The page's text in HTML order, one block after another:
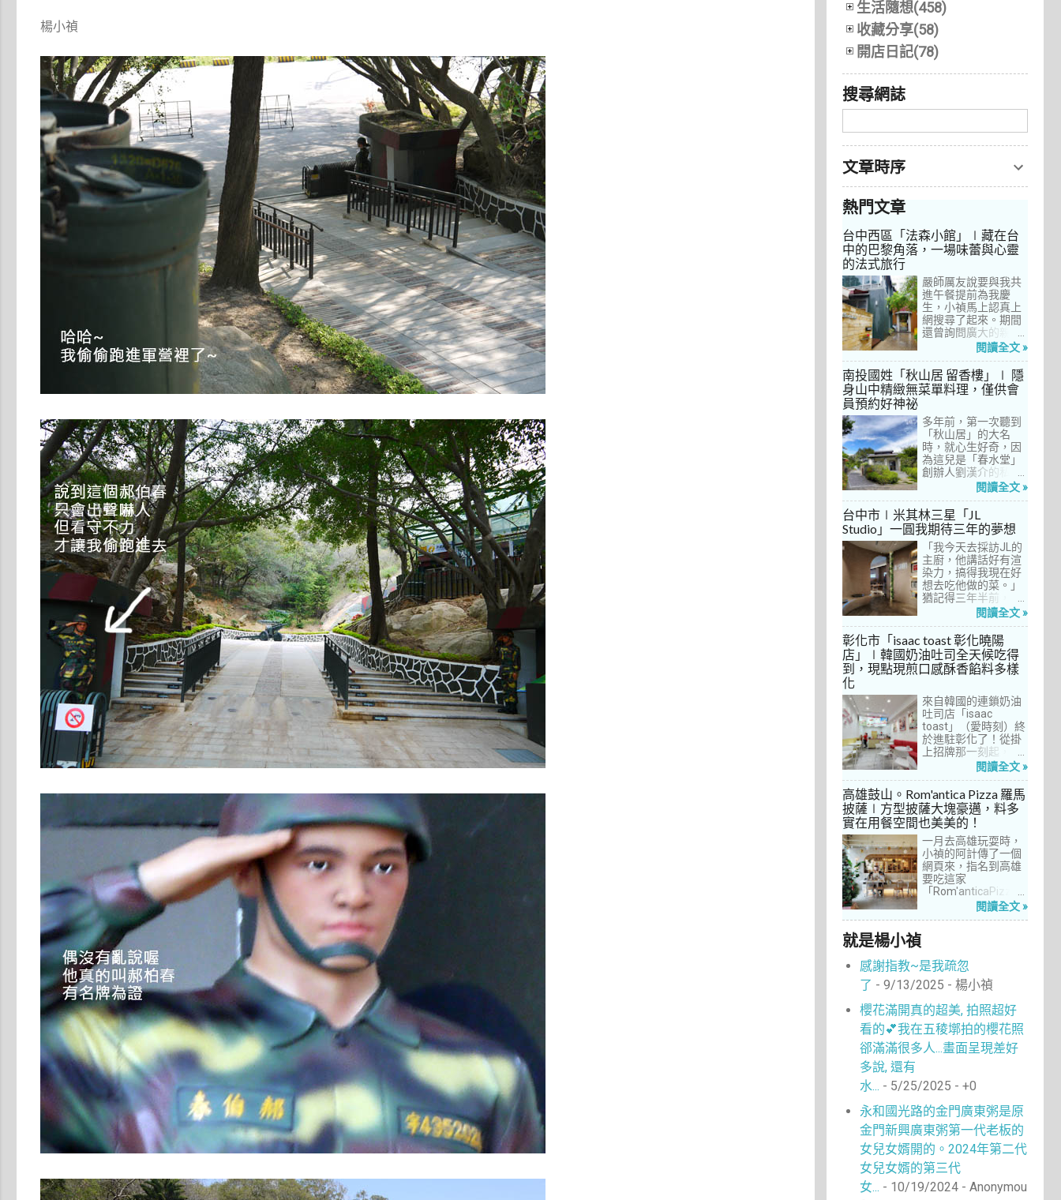
楊小禎
生活隨想(458)
收藏分享(58)
開店日記(78)
搜尋網誌
文章時序
熱門文章
台中西區「法森小館」∣藏在台
中的巴黎角落，一場味蕾與心靈
的法式旅行
嚴師厲友說要與我共
進午餐提前為我慶
生，小禎馬上認真上
網搜尋了起來。期間
還曾詢問廣大的親友
們有沒有推薦的餐
阿姨及桄甄老師誠懇
給我建議，其他都是
一堆來亂的！哈～ 從
宮」到台中的
「澀」，再比較了幾
間價位較親民的牛排
餐廳……，最終，小禎
選定了阿姨及表弟剛
去吃過的「法森小
館」，理由很簡單：
歐法套餐1680元起的
價位可以接受，而且
不是無菜單料理，從
開胃菜、湯品、主
菜、甜點等，通通可
以選自己喜歡的，小
禎覺得能夠自由搭配
很讚！而且「法森小
館」是台中老字號的
不斷，能夠屹立不搖
這麼多年，一定有它
的道理在呀！
閱讀全文 »
南投國姓「秋山居 留香樓」∣ 隱
身山中精緻無菜單料理，僅供會
員預約好神祕
多年前，第一次聽到
「秋山居」的大名
時，就心生好奇，因
為這兒是「春水堂」
創辦人劉漢介的私人
招待所，只對會員開
自從十多年前搬回彰
化之後，小禎才開始
上春水堂吃飯、喝
茶，有一度還把春水
堂當麵店在吃，每週
到台中上課時，總忍
不住奔入春水堂，點
上一碗「XO醬拌麵」
搭配一杯茶飲，後來
也嘗試過其他茶點，
對春水堂的餐飲很有
信心。因此，一得知
秋山居是春水堂創辦
人開設的，感覺就是
食的小禎而言，自然
深具吸引力。
閱讀全文 »
台中市∣米其林三星「JL
Studio」一圓我期待三年的夢想
「我今天去採訪JL的
主廚，他講話好有渲
染力，搞得我現在好
想去吃他做的菜。」
猶記得三年半前，當
米其林評鑑要來台中
做了一次得獎預測，
於是我因為工作踏入
JL Studio，當天回家
之後，我就迫不及待
從事美食採訪20多
年，只採訪沒吃的店
也不計其數，但從沒
有一家餐廳讓我這樣
充滿渴望，留下「真
的好想吃吃看」的懸
閱讀全文 »
彰化市「isaac toast 彰化曉陽
店」∣韓國奶油吐司全天候吃得
到，現點現煎口感酥香餡料多樣
化
來自韓國的連鎖奶油
吐司店「isaac
toast」（愛時刻）終
於進駐彰化了！從掛
上招牌那一刻起，小
禎就想著找時間來吃
家連鎖店許久，只是
每次去台中誘惑實在
太多了！就……，這一
次離家這麼近，不來
吃真的說不過去。
閱讀全文 »
高雄鼓山。Rom'antica Pizza 羅馬
披薩∣方型披薩大塊豪邁，料多
實在用餐空間也美美的！
一月去高雄玩耍時，
小禎的阿計傳了一個
網頁來，指名到高雄
要吃這家
「Rom'anticaPizza
羅馬披薩」，看了圖
少披薩店，一字排開
的各式披薩看起來琳
瑯滿目，走進店內就
能點上一塊喜愛的口
味大快朵頤，真的好
懷念啊！沒想到台灣
也有類似的披薩店。
走！就到高雄吃披薩
閱讀全文 »
就是楊小禎
感謝指教~是我疏忽
了 - 9/13/2025 - 楊小禎
櫻花滿開真的超美, 拍照超好
看的💕我在五稜墎拍的櫻花照
郤滿滿很多人...畫面呈現差好
多說, 還有
水... - 5/25/2025 - +0
永和國光路的金門廣東粥是原
金門新興廣東粥第一代老板的
女兒女婿開的。2024年第二代
女兒女婿的第三代
女... - 10/19/2024 - Anonymou